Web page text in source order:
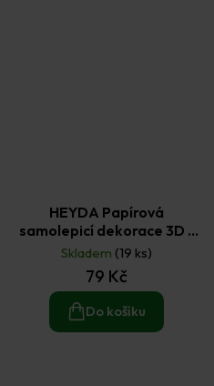
HEYDA Papírová
samolepicí dekorace 3D -
holčička 7 ks
Skladem (19 ks)
79 Kč
Do košíku